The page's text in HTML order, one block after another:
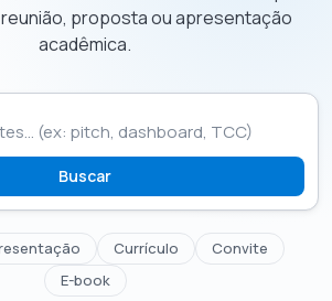
proposta ou apresentação
acadêmica.
Buscar
Currículo
Convite
E-book